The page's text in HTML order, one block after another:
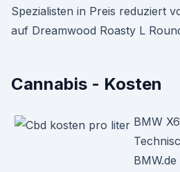
Spezialisten in Preis reduziert
auf Dreamwood Roasty L
Cannabis - Kosten
BMW